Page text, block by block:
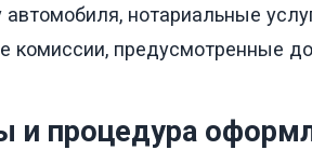
нотариальные
комиссии, предусмотренные
и процедура